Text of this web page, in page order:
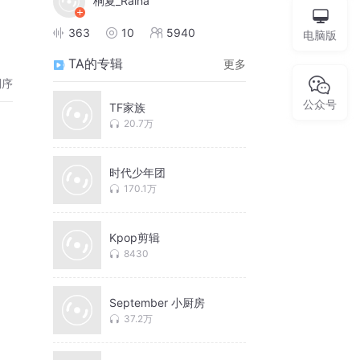
363 10 5940
TA的专辑 更多
TF家族
20.7万
时代少年团
170.1万
Kpop剪辑
8430
September 小厨房
37.2万
电脑版
公众号